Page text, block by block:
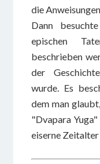
die
Dann
epischen
beschrieben
der
wurde. Es
dem man
"Dvapara
eiserne